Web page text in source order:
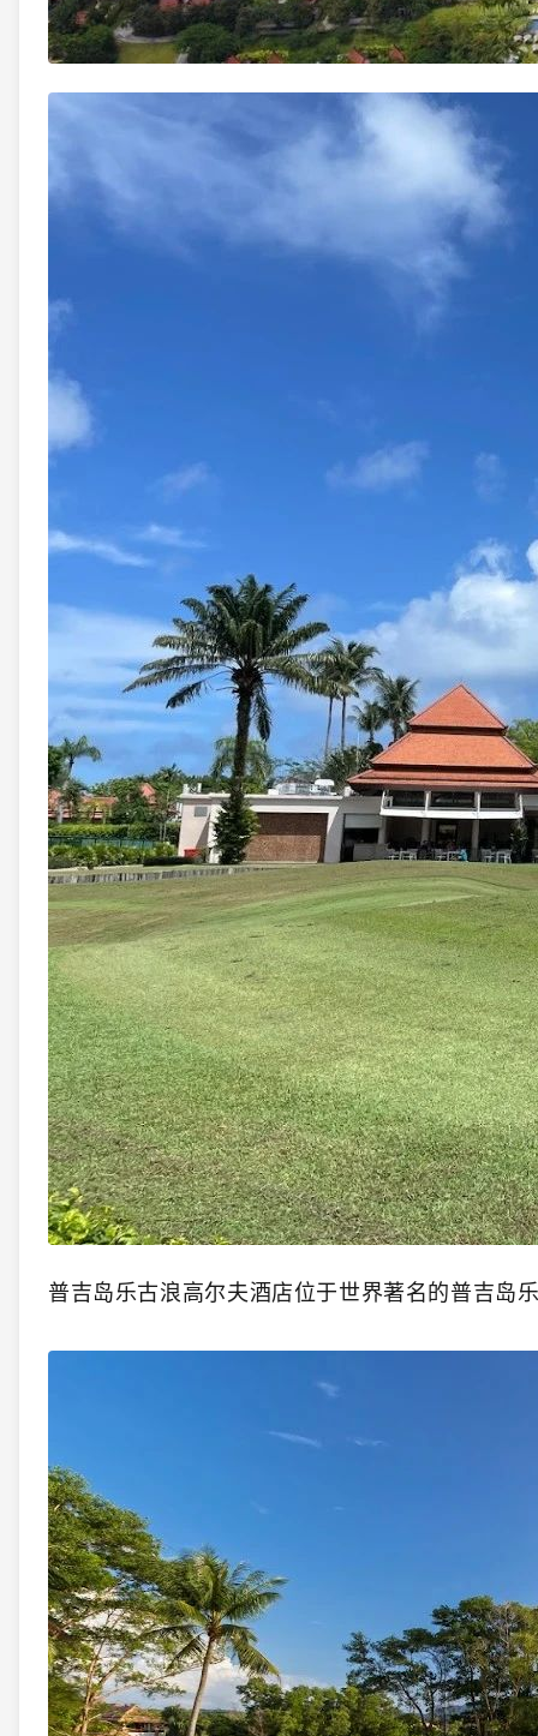
普吉岛乐古浪高尔夫酒店位于世界著名的普吉岛